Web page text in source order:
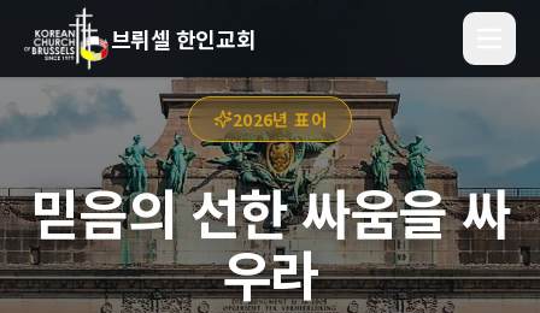
브뤼셀 한인교회
2026년 표어
믿음의 선한 싸움을 싸
우라